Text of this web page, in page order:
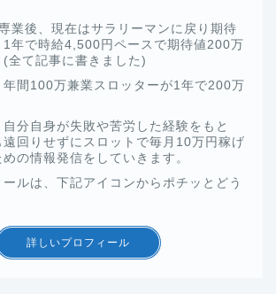
業後、現在はサラリーマンに戻り期待
1年で時給4,500円ペースで期待値200万
(全て記事に書きました)
年間100万兼業スロッターが1年で200万
分自身が失敗や苦労した経験をもと
遠回りせずにスロットで毎月10万円稼げ
の情報発信をしていきます。
ルは、下記アイコンからポチッとどう
詳しいプロフィール